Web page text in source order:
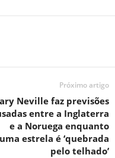
Próximo artigo
Neville faz previsões
entre a Inglaterra
e a Noruega enquanto
uma estrela é ‘quebrada
pelo telhado’